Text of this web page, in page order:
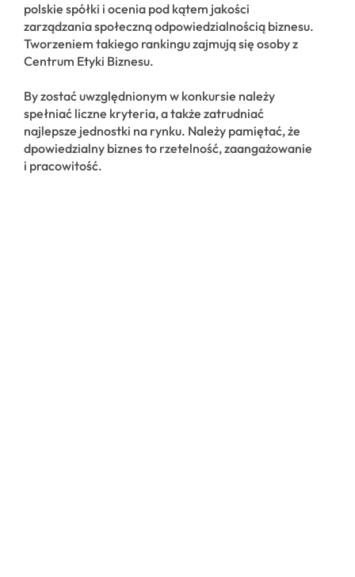
polskie spółki i ocenia pod kątem jakości
zarządzania społeczną odpowiedzialnością biznesu.
Tworzeniem takiego rankingu zajmują się osoby z
Centrum Etyki Biznesu.
By zostać uwzględnionym w konkursie należy
spełniać liczne kryteria, a także zatrudniać
najlepsze jednostki na rynku. Należy pamiętać, że
dpowiedzialny biznes to rzetelność, zaangażowanie
i pracowitość.